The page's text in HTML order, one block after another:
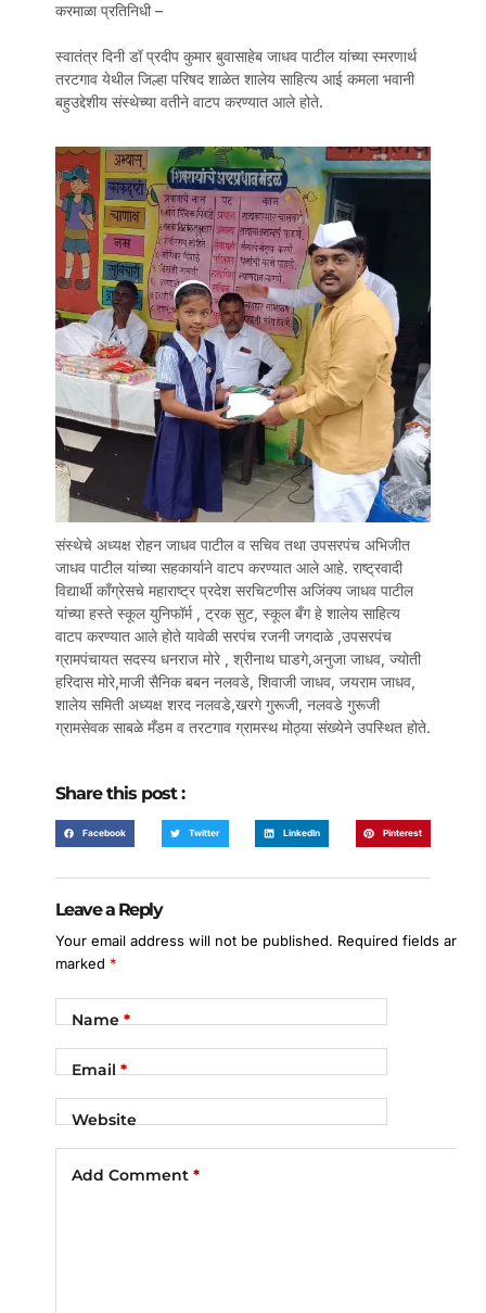
करमाळा प्रतिनिधी –
स्वातंत्र दिनी डॉ प्रदीप कुमार बुवासाहेब जाधव पाटील यांच्या स्मरणार्थ
तरटगाव येथील जिल्हा परिषद शाळेत शालेय साहित्य आई कमला भवानी
बहुउद्देशीय संस्थेच्या वतीने वाटप करण्यात आले होते.
संस्थेचे अध्यक्ष रोहन जाधव पाटील व सचिव तथा उपसरपंच अभिजीत
जाधव पाटील यांच्या सहकार्याने वाटप करण्यात आले आहे. राष्ट्रवादी
विद्यार्थी काँग्रेसचे महाराष्ट्र प्रदेश सरचिटणीस अजिंक्य जाधव पाटील
यांच्या हस्ते स्कूल युनिफॉर्म , ट्रक सुट, स्कूल बँग हे शालेय साहित्य
वाटप करण्यात आले होते यावेळी सरपंच रजनी जगदाळे ,उपसरपंच
ग्रामपंचायत सदस्य धनराज मोरे , श्रीनाथ घाडगे,अनुजा जाधव, ज्योती
हरिदास मोरे,माजी सैनिक बबन नलवडे, शिवाजी जाधव, जयराम जाधव,
शालेय समिती अध्यक्ष शरद नलवडे,खरगे गुरूजी, नलवडे गुरूजी
ग्रामसेवक साबळे मँडम व तरटगाव ग्रामस्थ मोठ्या संख्येने उपस्थित होते.
Share this post :
Facebook Twitter LinkedIn Pinterest
Leave a Reply
Your email address will not be published. Required fields are
marked *
Name*
Email*
Website
Add Comment*